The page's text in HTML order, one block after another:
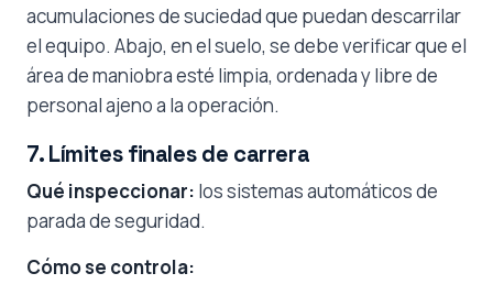
acumulaciones de suciedad que puedan descarrilar
el equipo. Abajo, en el suelo, se debe verificar que el
área de maniobra esté limpia, ordenada y libre de
personal ajeno a la operación.
7. Límites finales de carrera
Qué inspeccionar: los sistemas automáticos de
parada de seguridad.
Cómo se controla: